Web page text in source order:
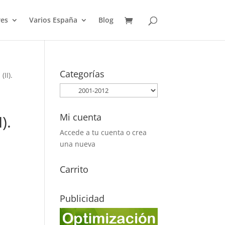
Varios España Blog
Categorías
Mi cuenta
Accede a tu cuenta o crea
una nueva
Carrito
Publicidad